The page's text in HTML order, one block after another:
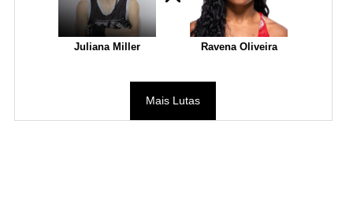
Juliana Miller Ravena Oliveira
Mais Lutas